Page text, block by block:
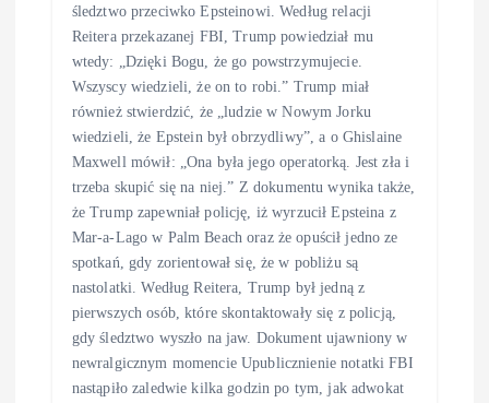
śledztwo przeciwko Epsteinowi. Według relacji
Reitera przekazanej FBI, Trump powiedział mu
wtedy: „Dzięki Bogu, że go powstrzymujecie.
Wszyscy wiedzieli, że on to robi.” Trump miał
również stwierdzić, że „ludzie w Nowym Jorku
wiedzieli, że Epstein był obrzydliwy”, a o Ghislaine
Maxwell mówił: „Ona była jego operatorką. Jest zła i
trzeba skupić się na niej.” Z dokumentu wynika także,
że Trump zapewniał policję, iż wyrzucił Epsteina z
Mar-a-Lago w Palm Beach oraz że opuścił jedno ze
spotkań, gdy zorientował się, że w pobliżu są
nastolatki. Według Reitera, Trump był jedną z
pierwszych osób, które skontaktowały się z policją,
gdy śledztwo wyszło na jaw. Dokument ujawniony w
newralgicznym momencie Upublicznienie notatki FBI
nastąpiło zaledwie kilka godzin po tym, jak adwokat